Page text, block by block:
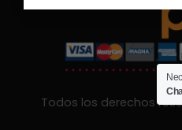
Todos los derechos